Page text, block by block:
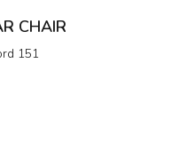
CHAIR
151